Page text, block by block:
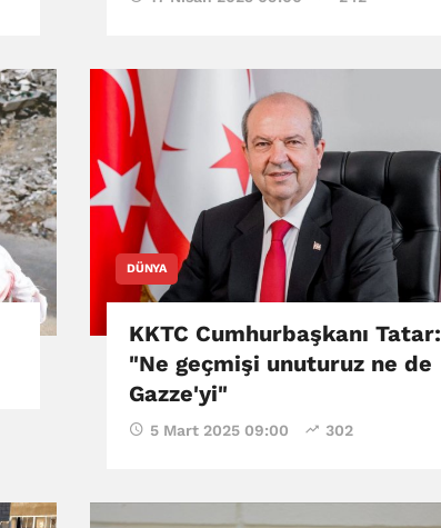
DÜNYA
KKTC Cumhurbaşkanı Tatar:
"Ne geçmişi unuturuz ne de
Gazze'yi"
5 Mart 2025 09:00 302